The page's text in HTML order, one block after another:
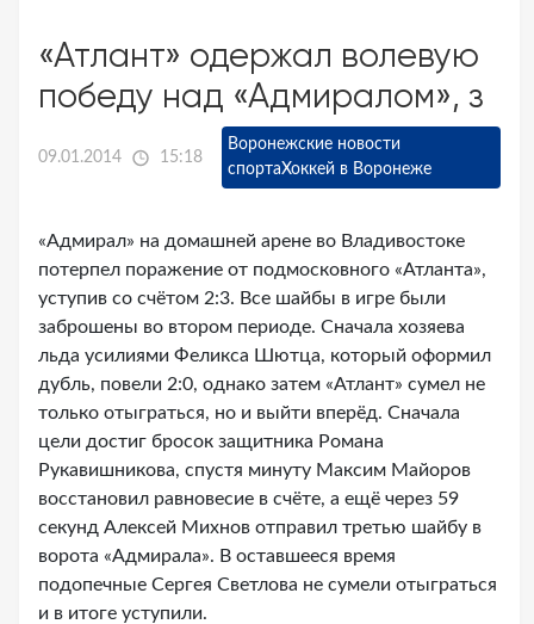
«Атлант» одержал волевую
победу над «Адмиралом», з
09.01.2014 15:18
Воронежские новости
спортаХоккей в Воронеже
«Адмирал» на домашней арене во Владивостоке
потерпел поражение от подмосковного «Атланта»,
уступив со счётом 2:3. Все шайбы в игре были
заброшены во втором периоде. Сначала хозяева
льда усилиями Феликса Шютца, который оформил
дубль, повели 2:0, однако затем «Атлант» сумел не
только отыграться, но и выйти вперёд. Сначала
цели достиг бросок защитника Романа
Рукавишникова, спустя минуту Максим Майоров
восстановил равновесие в счёте, а ещё через 59
секунд Алексей Михнов отправил третью шайбу в
ворота «Адмирала». В оставшееся время
подопечные Сергея Светлова не сумели отыграться
и в итоге уступили.